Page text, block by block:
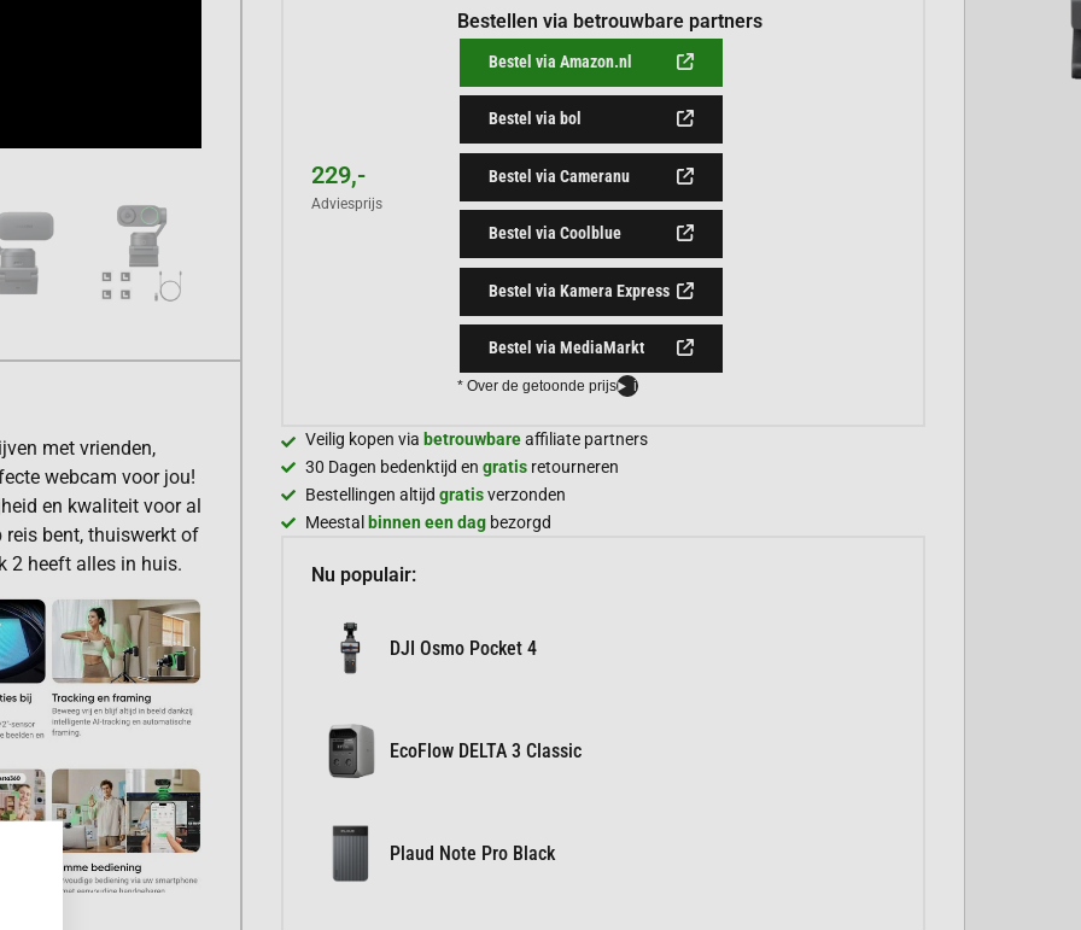
met vrienden,
webcam voor jou!
en kwaliteit voor al
reis bent, thuiswerkt of
2 heeft alles in huis.
229,-
Adviesprijs
Bestellen via betrouwbare partners
Bestel via Amazon.nl
Bestel via bol
Bestel via Cameranu
Bestel via Coolblue
Bestel via Kamera Express
Bestel via MediaMarkt
* Over de getoonde prijs i
Veilig kopen via betrouwbareaffiliate partners
30 Dagen bedenktijd en gratis retourneren
Bestellingen altijd gratisverzonden
Meestal binnen een dag bezorgd
Nu populair:
DJI Osmo Pocket 4
EcoFlow DELTA 3 Classic
Plaud Note Pro Black